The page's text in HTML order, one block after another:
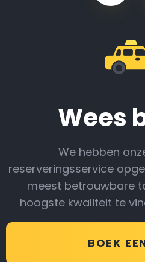
Wees
We hebben
reserveringsservice
meest betrouwbare
hoogste kwaliteit te
BOEK